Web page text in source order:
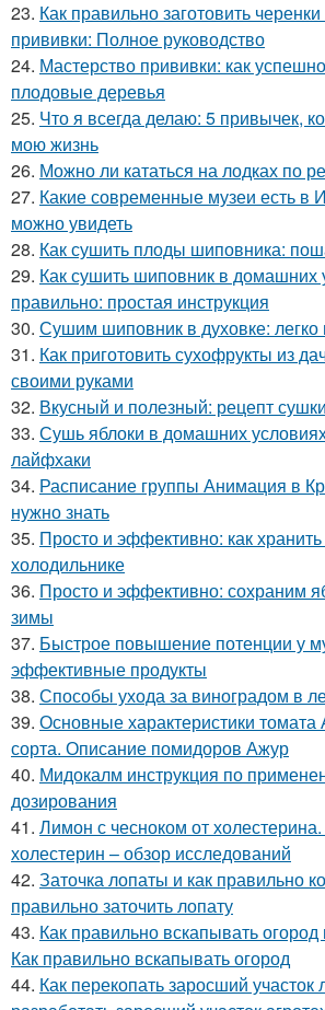
23. Как правильно заготовить
прививки: Полное руководство
24. Мастерство прививки: как
плодовые деревья
25. Что я всегда делаю: 5 привычек,
мою жизнь
26. Можно ли кататься на лодках по
27. Какие современные музеи есть в
можно увидеть
28. Как сушить плоды шиповника:
29. Как сушить шиповник в домашних
правильно: простая инструкция
30. Сушим шиповник в духовке: легко
31. Как приготовить сухофрукты из
своими руками
32. Вкусный и полезный: рецепт
33. Сушь яблоки в домашних
лайфхаки
34. Расписание группы Анимация в
нужно знать
35. Просто и эффективно: как
холодильнике
36. Просто и эффективно: сохраним
зимы
37. Быстрое повышение потенции у
эффективные продукты
38. Способы ухода за виноградом в
39. Основные характеристики
сорта. Описание помидоров Ажур
40. Мидокалм инструкция по
дозирования
41. Лимон с чесноком от
холестерин – обзор исследований
42. Заточка лопаты и как правильно
правильно заточить лопату
43. Как правильно вскапывать
Как правильно вскапывать огород
44. Как перекопать заросший участок